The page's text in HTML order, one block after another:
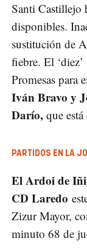
Santi Castillejo
disponibles.
sustitución de
fiebre. El
Promesas para
Iván Bravo y
Darío, que
PARTIDOS EN LA
El Ardoi de
CD Laredo
Zizur Mayor,
minuto 68 de